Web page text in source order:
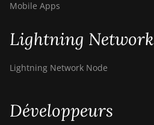
(860Th)
BITMAIN AntMiner
S21j XP Hyd
(495Th/s)
BITMAIN AntMiner
Mobile Apps
Lightning Network
Lightning Network Node
Développeurs